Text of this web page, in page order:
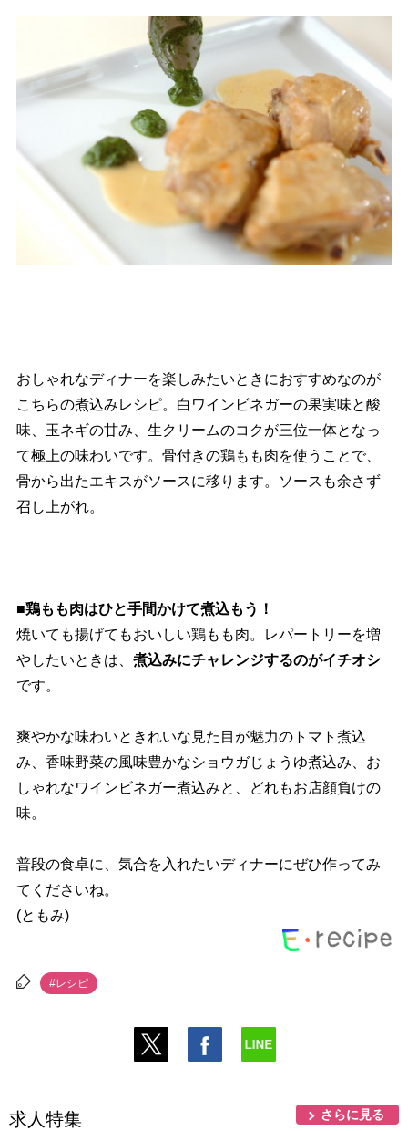
おしゃれなディナーを楽しみたいときにおすすめなのが
こちらの煮込みレシピ。白ワインビネガーの果実味と酸
味、玉ネギの甘み、生クリームのコクが三位一体となっ
て極上の味わいです。骨付きの鶏もも肉を使うことで、
骨から出たエキスがソースに移ります。ソースも余さず
召し上がれ。
■鶏もも肉はひと手間かけて煮込もう！
焼いても揚げてもおいしい鶏もも肉。レパートリーを増
したいときは、 煮込みにチャレンジするのがイチオシ
です。
爽やかな味わいときれいな見た目が魅力のトマト煮込
み、香味野菜の風味豊かなショウガじょうゆ煮込み、お
しゃれなワインビネガー煮込みと、どれもお店顔負けの
味。
普段の食卓に、気合を入れたいディナーにぜひ作ってみ
てくださいね。
(ともみ)
#レシピ
求人特集 さらに見る